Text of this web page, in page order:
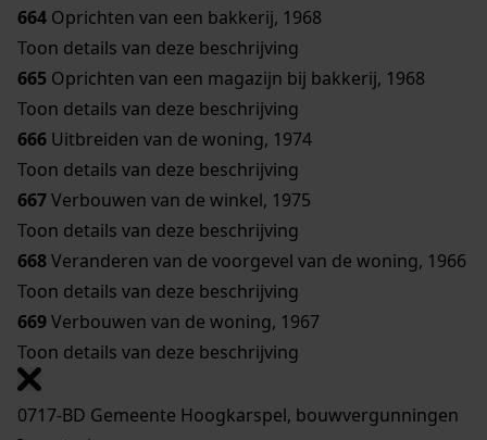
664 Oprichten van een bakkerij, 1968
Toon details van deze beschrijving
665 Oprichten van een magazijn bij bakkerij, 1968
Toon details van deze beschrijving
666 Uitbreiden van de woning, 1974
Toon details van deze beschrijving
667Verbouwen van de winkel, 1975
Toon details van deze beschrijving
668Veranderen van de voorgevel van de woning, 1966
Toon details van deze beschrijving
669Verbouwen van de woning, 1967
Toon details van deze beschrijving
0717-BD Gemeente Hoogkarspel, bouwvergunningen